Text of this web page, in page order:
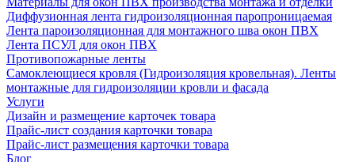
Диффузионная лента гидроизоляционная паропроницаемая
Лента пароизоляционная для монтажного шва окон ПВХ
Лента ПСУЛ для окон ПВХ
Противопожарные ленты
Самоклеющиеся кровля (Гидроизоляция кровельная). Ленты
монтажные для гидроизоляции кровли и фасада
Услуги
Дизайн и размещение карточек товара
Прайс-лист создания карточки товара
Прайс-лист размещения карточки товара
Блог